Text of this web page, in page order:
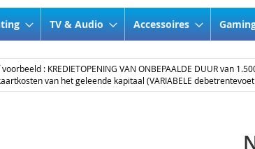
TV & Audio Accessoires
: KREDIETOPENING VAN ONBEPAALDE DUUR van
van het geleende kapitaal (VARIABELE